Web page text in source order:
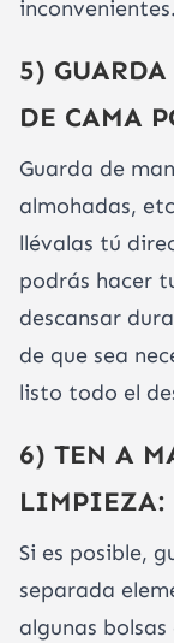
inconvenientes.
5)
DE CAMA
Guarda de
almohadas,
llévalas tú
podrás hacer
descansar
de que sea
listo todo el
6) TEN A
LIMPIEZA:
Si es posible,
separada
algunas